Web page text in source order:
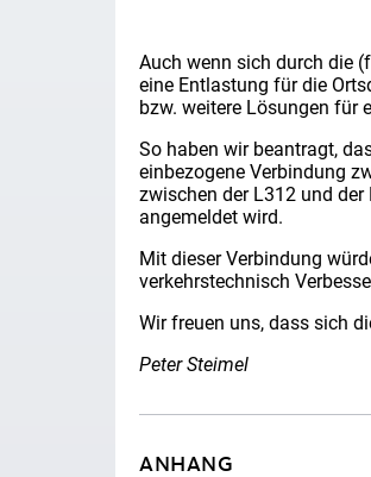
Auch wenn sich durch die
eine Entlastung für die
bzw. weitere Lösungen für
So haben wir beantragt,
einbezogene Verbindung
zwischen der L312 und
angemeldet wird.
Mit dieser Verbindung
verkehrstechnisch
Wir freuen uns, dass sich
Peter Steimel
ANHANG